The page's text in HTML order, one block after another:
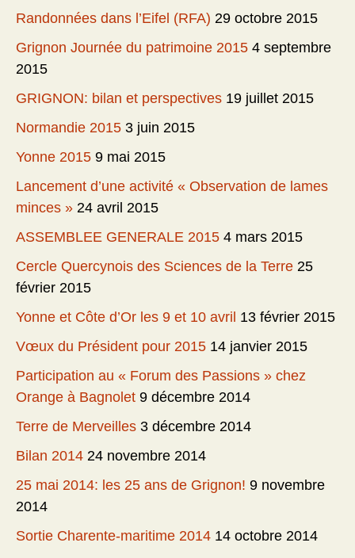
Randonnées dans l’Eifel (RFA) 29 octobre 2015
Grignon Journée du patrimoine 2015 4 septembre
2015
GRIGNON: bilan et perspectives 19 juillet 2015
Normandie 2015 3 juin 2015
Yonne 2015 9 mai 2015
Lancement d’une activité « Observation de lames
minces » 24 avril 2015
ASSEMBLEE GENERALE 2015 4 mars 2015
Cercle Quercynois des Sciences de la Terre 25
février 2015
Yonne et Côte d’Or les 9 et 10 avril 13 février 2015
Vœux du Président pour 2015 14 janvier 2015
Participation au « Forum des Passions » chez
Orange à Bagnolet 9 décembre 2014
Terre de Merveilles 3 décembre 2014
Bilan 2014 24 novembre 2014
25 mai 2014: les 25 ans de Grignon! 9 novembre
2014
Sortie Charente-maritime 2014 14 octobre 2014